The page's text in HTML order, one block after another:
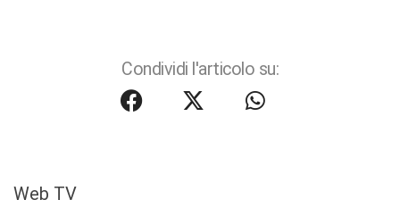
Condividi l'articolo su:
Web TV